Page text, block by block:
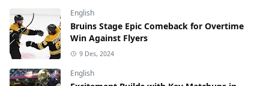
English
Bruins Stage Epic Comeback for Overtime
Win Against Flyers
9 Des, 2024
English